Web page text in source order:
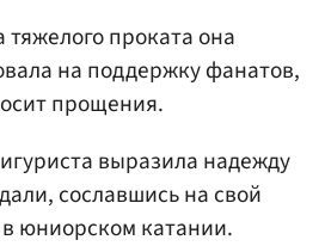
тяжелого проката она
на поддержку фанатов,
прощения.
выразила надежду
сославшись на свой
юниорском катании.